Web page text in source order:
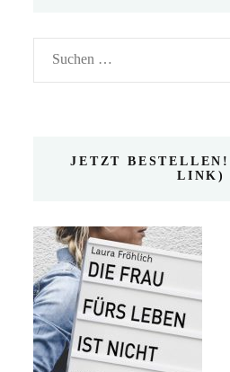
Suchen
nach:
JETZT
LINK)